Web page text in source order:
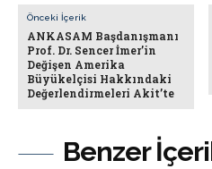
Benzer
Önceki İçerik
ANKASAM Başdanışmanı
Prof. Dr. Sencer İmer’in
Değişen Amerika
Büyükelçisi Hakkındaki
Değerlendirmeleri Akit’te